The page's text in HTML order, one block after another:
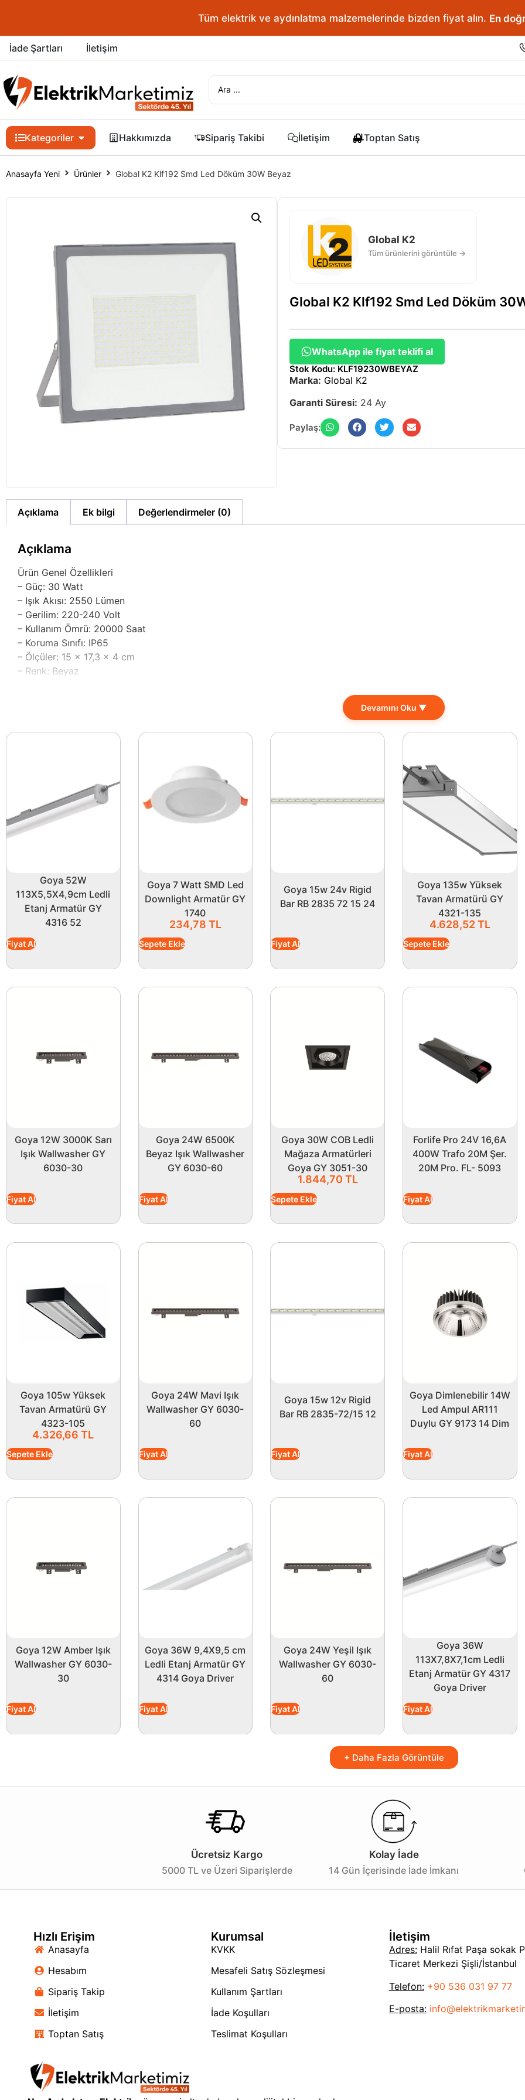
Tüm elektrik ve aydınlatma malzemelerinde bizden fiyat alın. En
İade Şartları İletişim
Kategoriler Hakkımızda Sipariş Takibi İletişim Toptan Satış
Anasayfa Yeni Ürünler Global K2 Klf192 Smd Led Döküm 30W Beyaz
Global K2
Tüm ürünlerini görüntüle →
Global K2 Klf192 Smd Led Döküm
WhatsApp ile fiyat teklifi al
Stok Kodu: KLF19230WBEYAZ
Marka: Global K2
Garanti Süresi: 24 Ay
Paylaş:
Açıklama Ek bilgi Değerlendirmeler (0)
Açıklama
Ürün Genel Özellikleri
– Güç: 30 Watt
– Işık Akısı: 2550 Lümen
– Gerilim: 220-240 Volt
– Kullanım Ömrü: 20000 Saat
– Koruma Sınıfı: IP65
– Ölçüler: 15 x 17,3 x 4 cm
– Renk: Beyaz
Bu aydınlatma çözümü, 30 Watt gücü ve 2550 lümen ışık akışıyla her mekanın ihtiyaçlarına mükemmel bir şekilde
Kompakt ölçüleri (15 x 17,3 x 4 cm) sayesinde kullanım alanlarına mükemmel uyum sağlar. Ayrıca modern ve şık
aydınlatma ürünü, sadece işlevselliği ile değil, aynı zamanda dekoratif yönü ile de dikkat çekiyor.
Enerji verimliliği ve uzun ömür üretim özellikleri ile hem bütçenizi hem de çevreyi koruma adına ideal bir tercihtir.
çözümüne ulaşabilir, yaşam alanlarınızı daha aydınlık bir hale getirebilirsiniz. Unutmayın, iyi aydınlatma sadece
Devamını Oku ▼
Goya 52W
113X5,5X4,9cm Ledli
Etanj Armatür GY
4316 52
Fiyat Al
Goya 7 Watt SMD Led
Downlight Armatür GY
1740
234,78 TL
Sepete Ekle
Goya 15w 24v Rigid
Bar RB 2835 72 15 24
Fiyat Al
Goya 135w Yüksek
Tavan Armatürü GY
4321-135
4.628,52TL
Sepete Ekle
Goya 12W 3000K Sarı
Işık Wallwasher GY
6030-30
Fiyat Al
Goya 24W 6500K
Beyaz Işık Wallwasher
GY 6030-60
Fiyat Al
Goya 30W COB Ledli
Mağaza Armatürleri
Goya GY 3051-30
1.844,70 TL
Sepete Ekle
Forlife Pro 24V 16,6A
400W Trafo 20M Şer.
20M Pro. FL- 5093
Fiyat Al
Goya 105w Yüksek
Tavan Armatürü GY
4323-105
4.326,66 TL
Sepete Ekle
Goya 24W Mavi Işık
Wallwasher GY 6030-
60
Fiyat Al
Goya 15w 12v Rigid
Bar RB 2835-72/15 12
Fiyat Al
Goya Dimlenebilir 14W
Led Ampul AR111
Duylu GY 9173 14 Dim
Fiyat Al
Goya 12W Amber Işık
Wallwasher GY 6030-
30
Fiyat Al
Goya 36W 9,4X9,5 cm
Ledli Etanj Armatür GY
4314 Goya Driver
Fiyat Al
Goya 24W Yeşil Işık
Wallwasher GY 6030-
60
Fiyat Al
Goya 36W
113X7,8X7,1cm Ledli
Etanj Armatür GY 4317
Goya Driver
Fiyat Al
+ Daha Fazla Görüntüle
Ücretsiz Kargo
5000 TL ve Üzeri Siparişlerde
Kolay İade
14 Gün İçerisinde İade İmkanı
Hızlı Erişim
Anasayfa
Hesabım
Sipariş Takip
İletişim
Toptan Satış
Kurumsal
KVKK
Mesafeli Satış Sözleşmesi
Kullanım Şartları
İade Koşulları
Teslimat Koşulları
İletişim
Adres:Halil Rıfat Paşa sokak
Ticaret Merkezi Şişli/İstanbul
Telefon: +90 536 031 97 77
E-posta: